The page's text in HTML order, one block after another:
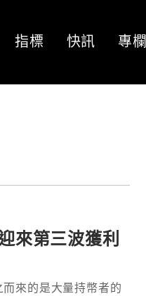
指標 快訊 專欄
來第三波獲利
來的是大量持幣者的